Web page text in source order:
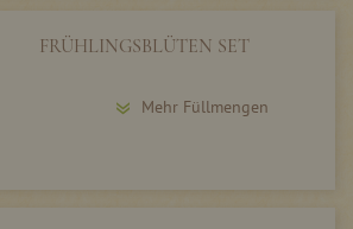
FRÜHLINGSBLÜTEN SET
Mehr Füllmengen